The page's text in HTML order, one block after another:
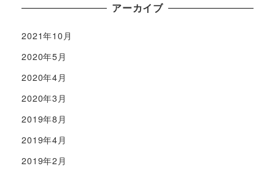
アーカイブ
2021年10月
2020年5月
2020年4月
2020年3月
2019年8月
2019年4月
2019年2月